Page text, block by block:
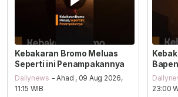
Kebakaran Bromo Meluas
Seperti ini Penampakannya
Dailynews - Ahad , 09 Aug 2026,
11:15 WIB
23:00